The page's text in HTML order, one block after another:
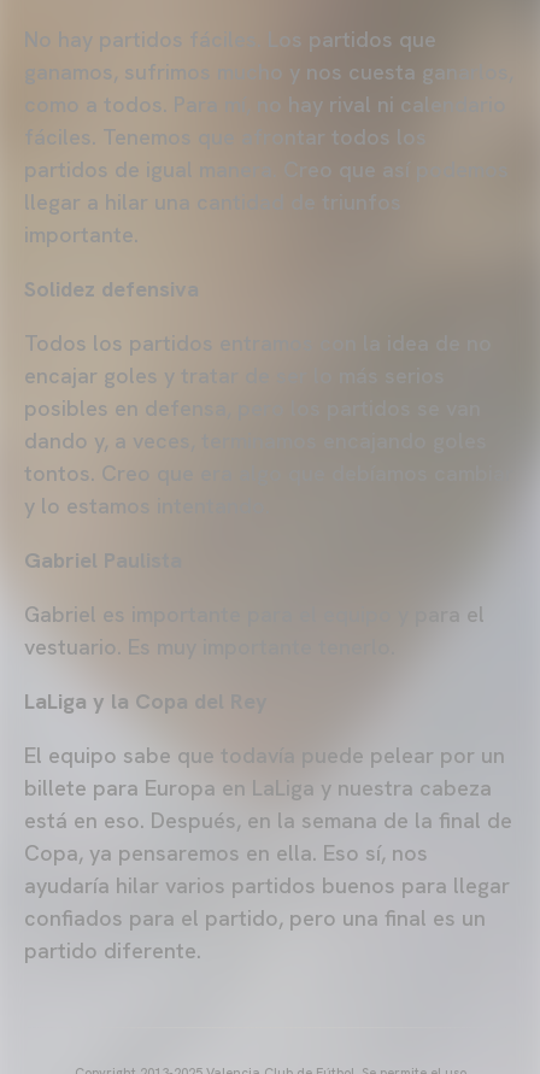
No hay partidos fáciles. Los partidos que
ganamos, sufrimos mucho y nos cuesta ganarlos,
como a todos. Para mí, no hay rival ni calendario
fáciles. Tenemos que afrontar todos los
partidos de igual manera. Creo que así podemos
llegar a hilar una cantidad de triunfos
importante.
Solidez defensiva
Todos los partidos entramos con la idea de no
encajar goles y tratar de ser lo más serios
posibles en defensa, pero los partidos se van
dando y, a veces, terminamos encajando goles
tontos. Creo que era algo que debíamos cambiar
y lo estamos intentando.
Gabriel Paulista
Gabriel es importante para el equipo y para el
vestuario. Es muy importante tenerlo.
LaLiga y la Copa del Rey
El equipo sabe que todavía puede pelear por un
billete para Europa en LaLiga y nuestra cabeza
está en eso. Después, en la semana de la final de
Copa, ya pensaremos en ella. Eso sí, nos
ayudaría hilar varios partidos buenos para llegar
confiados para el partido, pero una final es un
partido diferente.